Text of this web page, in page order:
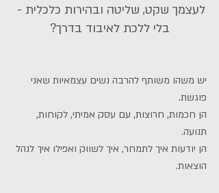
לעצמך שקט, שליטה ובהירות כלכלית -
בלי ללכת לאיבוד בדרך?
יש משהו משותף להרבה נשים עצמאיות שאני
פוגשת.
הן חכמות, חרוצות, עם עסק אמיתי, לקוחות,
תנועה.
הן יודעות איך לתמחר, איך לשווק ואפילו איך לנהל
הוצאות.